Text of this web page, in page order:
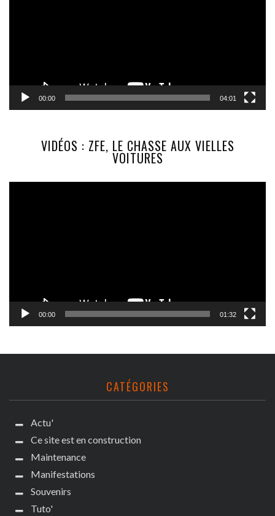
00:00 04:01
VIDÉOS : ZFE, LE CHASSE AUX VIELLES
VOITURES
00:00 01:32
CATÉGORIES
Actu'
Ce site est en construction
Maintenance
Manifestations
Souvenirs
Tuto'